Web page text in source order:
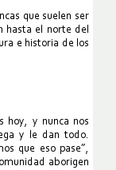
que suelen ser
hasta el norte del
e historia de los
hoy, y nunca nos
y le dan todo.
que eso pase”,
aborigen